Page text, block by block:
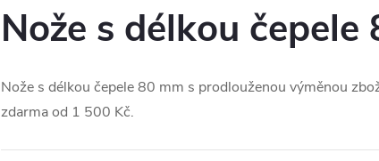
Nože s délkou čepele
Nože s délkou čepele 80 mm s prodlouženou výměnou
zdarma od 1 500 Kč.